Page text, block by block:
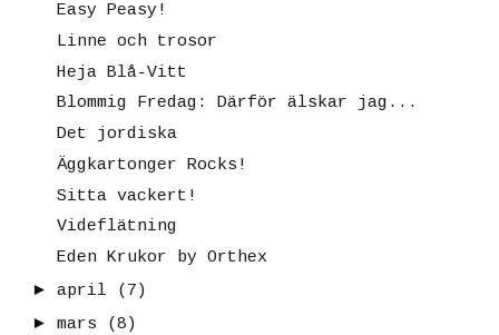
Easy Peasy!
Linne och trosor
Heja Blå-Vitt
Blommig Fredag: Därför älskar jag...
Det jordiska
Äggkartonger Rocks!
Sitta vackert!
Videflätning
Eden Krukor by Orthex
► april
(7)
► mars
(8)